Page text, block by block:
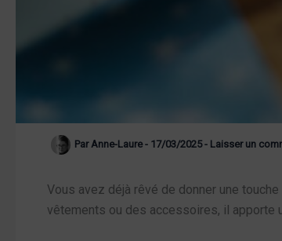
Par Anne-Laure- 17/03/2025- Laisser un
Vous avez déjà rêvé de donner une
vêtements ou des accessoires, il apporte